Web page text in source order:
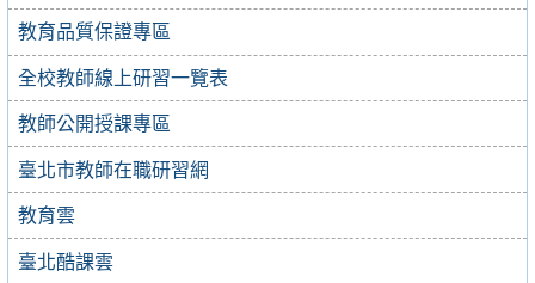
教育品質保證專區
全校教師線上研習一覽表
教師公開授課專區
臺北市教師在職研習網
教育雲
臺北酷課雲